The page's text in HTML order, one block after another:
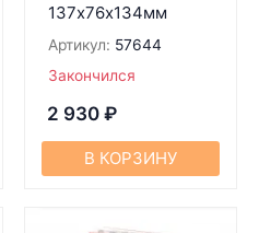
137х76х134мм
Артикул: 57644
Закончился
2 930 ₽
В КОРЗИНУ